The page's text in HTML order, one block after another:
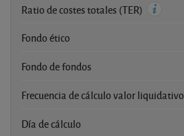
Ratio de costes totales (TER)
Fondo ético
Fondo de fondos
Frecuencia de cálculo valor liquidativo
Día de cálculo